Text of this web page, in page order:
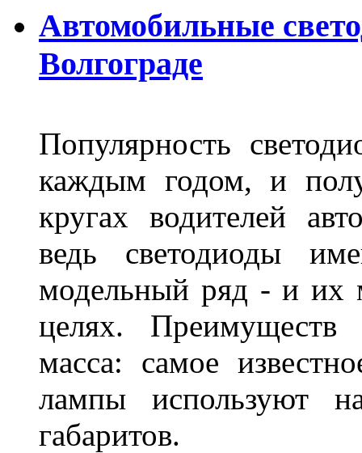
Автомобильные
Волгограде
Популярность
каждым годом, и
кругах водителей
ведь светодиоды
модельный ряд - и их
целях.
масса: самое
лампы используют
габаритов.